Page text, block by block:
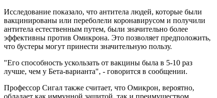
Исследование показало, что антитела людей, которые были
вакцинированы или переболели коронавирусом и получили
антитела естественным путем, были значительно более
эффективны против Омикрона. Это позволяет предположить,
что бустеры могут принести значительную пользу.
"Его способность ускользать от вакцины была в 5-10 раз
лучше, чем у Бета-варианта", - говорится в сообщении.
Профессор Сигал также считает, что Омикрон, вероятно,
обладает как иммунной защитой, так и преимуществом